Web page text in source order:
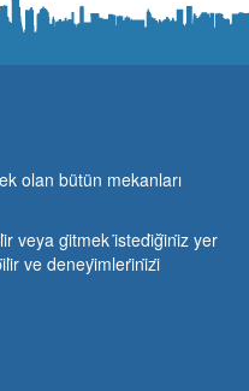
olan bütün mekanları
veya gi̇tmek i̇stedi̇ği̇ni̇z yer
ve deneyi̇mleri̇ni̇zi̇